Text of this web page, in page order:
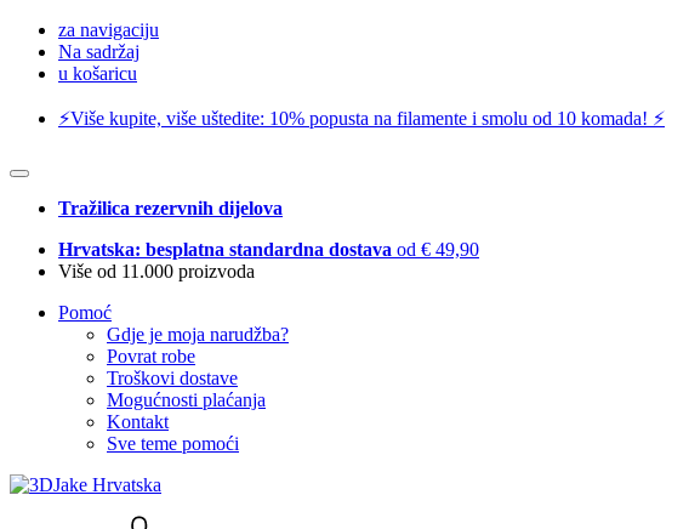
za navigaciju
Na sadržaj
u košaricu
⚡️Više kupite, više uštedite: 10% popusta na filamente i smolu od 10 komada! ⚡️
Tražilica rezervnih dijelova
Hrvatska: besplatna standardna dostava od € 49,90
Više od 11.000 proizvoda
Pomoć
Gdje je moja narudžba?
Povrat robe
Troškovi dostave
Mogućnosti plaćanja
Kontakt
Sve teme pomoći